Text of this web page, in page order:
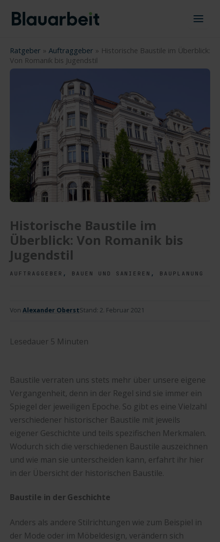
Inhalt
springen
Ratgeber » Auftraggeber » Historische Baustile im Überblick:
Von Romanik bis Jugendstil
Historische Baustile im
Überblick: Von Romanik bis
Jugendstil
AUFTRAGGEBER , BAUEN UND SANIEREN , BAUPLANUNG
Von Alexander OberstStand: 2. Februar 2021
Lesedauer 5 Minuten
Baustile verraten uns stets mehr über unsere eigene
Vergangenheit, denn in der Regel sind sie immer ein
Spiegel der jeweiligen Epoche. So gibt es eine Vielzahl
verschiedener historischer Baustile mit jeweils
eigener Geschichte und teils spezifischen Merkmalen.
Wodurch sich die verschiedenen Baustile auszeichnen
und wie man sie unterscheiden kann, erfahrt ihr hier
in der Übersicht der historischen Baustile.
Baustile in der Geschichte
Anders als andere Stilrichtungen wie zum Beispiel in
der Mode oder im Möbeldesign, verändern sich